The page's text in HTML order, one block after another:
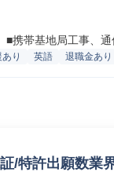
携帯基地局工事、通
り 英語 退職金あり
/特許出願数業